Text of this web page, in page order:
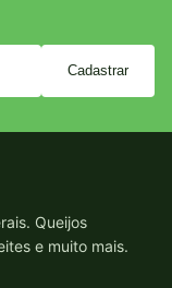
Cadastrar
Queijos
e muito mais.